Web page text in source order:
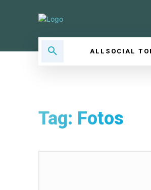
ALLSOCIAL
Tag: Fotos